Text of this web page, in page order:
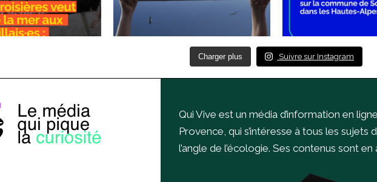
Charger plus Suivre sur Instagram
Qui Vive est un média d’information en
Provence, qui s’intéresse à tous les sujets
l’angle de l’écologie. Ses contenus sont en